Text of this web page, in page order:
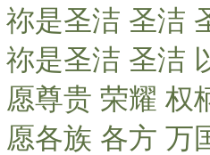
祢是圣洁 圣洁
祢是圣洁 圣洁
愿尊贵 荣耀 权
愿各族 各方 万